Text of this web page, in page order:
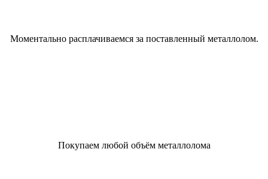
Моментально расплачиваемся за поставленный металлолом.
Покупаем любой объём металлолома